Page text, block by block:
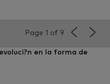
Page 1 of 9